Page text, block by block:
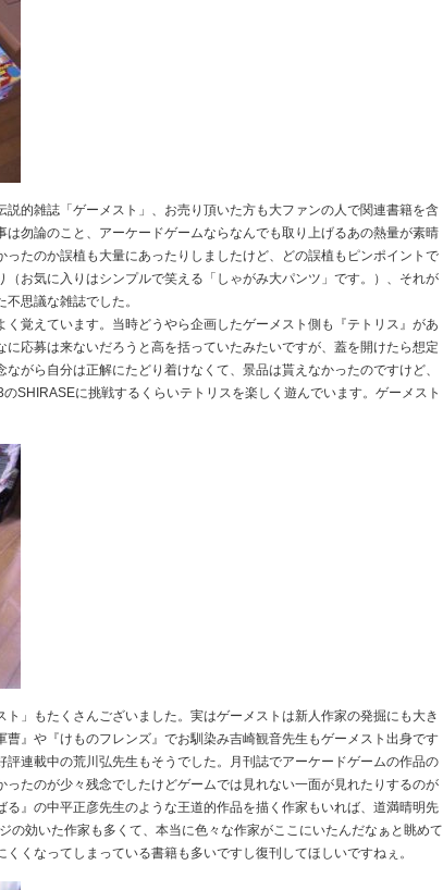
的雑誌「ゲーメスト」、お売り頂いた方も大ファンの人で関連書籍を含
勿論のこと、アーケードゲームならなんでも取り上げるあの熱量が素晴
たのか誤植も大量にあったりしましたけど、どの誤植もピンポイントで
お気に入りはシンプルで笑える「しゃがみ大パンツ」です。）、それが
思議な雑誌でした。
覚えています。当時どうやら企画したゲーメスト側も『テトリス』があ
応募は来ないだろうと高を括っていたみたいですが、蓋を開けたら想定
がら自分は正解にたどり着けなくて、景品は貰えなかったのですけど、
SHIRASEに挑戦するくらいテトリスを楽しく遊んでいます。ゲーメスト
」もたくさんございました。実はゲーメストは新人作家の発掘にも大き
』や『けものフレンズ』でお馴染み吉崎観音先生もゲーメスト出身です
連載中の荒川弘先生もそうでした。月刊誌でアーケードゲームの作品の
たのが少々残念でしたけどゲームでは見れない一面が見れたりするのが
』の中平正彦先生のような王道的作品を描く作家もいれば、道満晴明先
の効いた作家も多くて、本当に色々な作家がここにいたんだなぁと眺めて
くなってしまっている書籍も多いですし復刊してほしいですねぇ。